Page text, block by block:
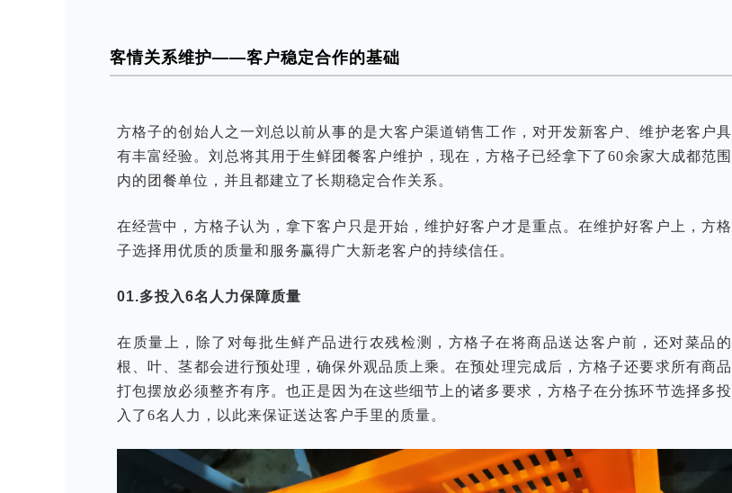
客情关系维护——客户稳定合作的基础
方格子的创始人之一刘总以前从事的是大客户渠道销售工作，对开发新客户、维护老客户具
有丰富经验。刘总将其用于生鲜团餐客户维护，现在，方格子已经拿下了60余家大成都范围
内的团餐单位，并且都建立了长期稳定合作关系。
在经营中，方格子认为，拿下客户只是开始，维护好客户才是重点。在维护好客户上，方格
子选择用优质的质量和服务赢得广大新老客户的持续信任。
01.多投入6名人力保障质量
在质量上，除了对每批生鲜产品进行农残检测，方格子在将商品送达客户前，还对菜品的
根、叶、茎都会进行预处理，确保外观品质上乘。在预处理完成后，方格子还要求所有商品
打包摆放必须整齐有序。也正是因为在这些细节上的诸多要求，方格子在分拣环节选择多投
入了6名人力，以此来保证送达客户手里的质量。